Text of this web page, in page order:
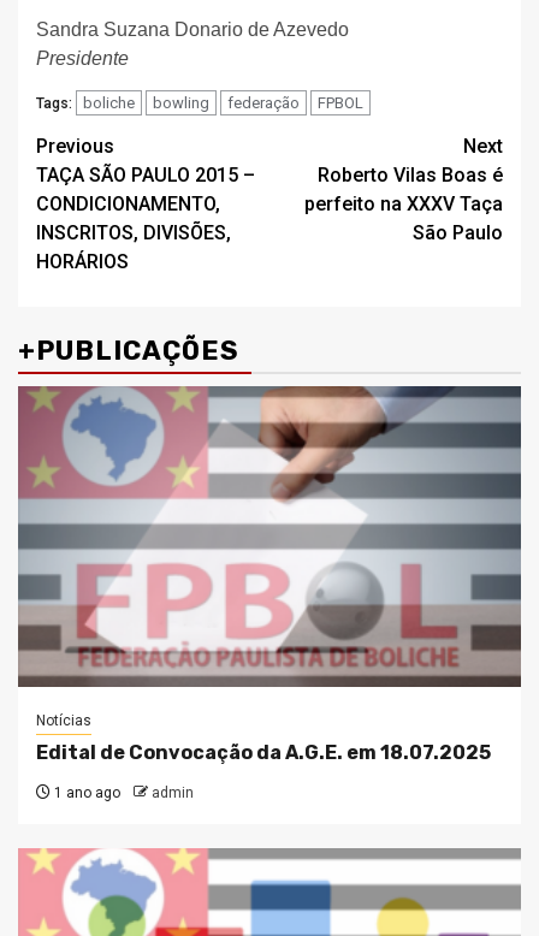
Sandra Suzana Donario de Azevedo
Presidente
Tags: boliche bowling federação FPBOL
Post
navigation
Previous
TAÇA SÃO PAULO 2015 –
CONDICIONAMENTO,
INSCRITOS, DIVISÕES,
HORÁRIOS
Next
Roberto Vilas Boas é
perfeito na XXXV Taça
São Paulo
+PUBLICAÇÕES
Notícias
Edital de Convocação da A.G.E. em 18.07.2025
1 ano ago admin